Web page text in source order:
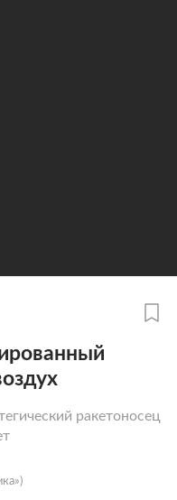
ракетоносец